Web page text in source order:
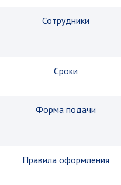
Сотрудники
Сроки
Форма подачи
Правила оформления